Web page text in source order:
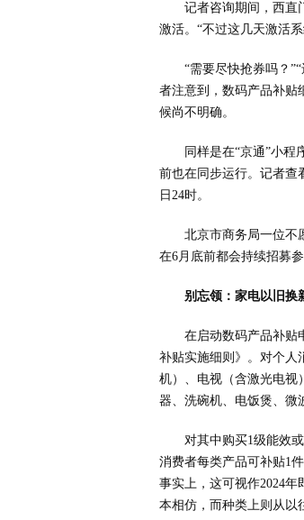
记者咨询期间，西直
激活。“不过这几天激活
“需要尽快抢券吗？
者注意到，数码产品补贴
候尚不明确。
同样是在“京通”小
前也在同步运行。记者查
日24时。
北京市商务局一位不
在6月底前都会持续招募
别忘领：家电以旧换
在启动数码产品补贴
补贴实施细则》。对个人
机）、电视（含激光电视
器、洗碗机、电饭煲、微
对其中购买1级能效
消费者每类产品可补贴1
事实上，这可视作2024
本相仿，而种类上则从以